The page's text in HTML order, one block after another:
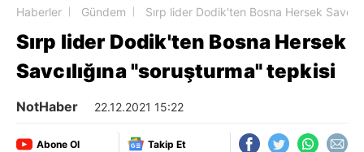
Haberler Gündem Sırp lider Dodik'ten Bosna Hersek
Sırp lider Dodik'ten Bosna Hersek
Savcılığına "soruşturma" tepkisi
NotHaber 22.12.2021 15:22
Abone Ol Takip Et